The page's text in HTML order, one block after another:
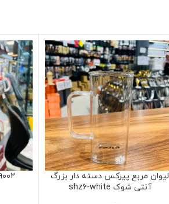
لیوان مربع پیرکس دسته دار بزرگ
آنتی شوک shz۶-white